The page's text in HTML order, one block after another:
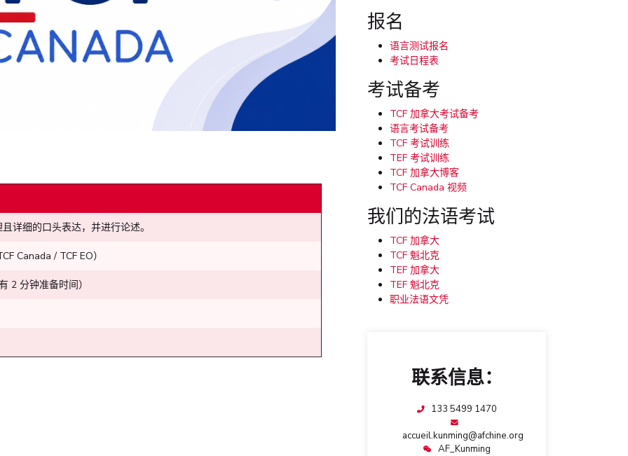
详细的口头表达，并进行论述。
Canada / TCF EO）
2 分钟准备时间）
报名
语言测试报名
考试日程表
考试备考
TCF 加拿大考试备考
语言考试备考
TCF 考试训练
TEF 考试训练
TCF 加拿大博客
TCF Canada 视频
我们的法语考试
TCF 加拿大
TCF 魁北克
TEF 加拿大
TEF 魁北克
职业法语文凭
联系信息：
133 5499 1470
accueil.kunming@afchine.org
AF_Kunming